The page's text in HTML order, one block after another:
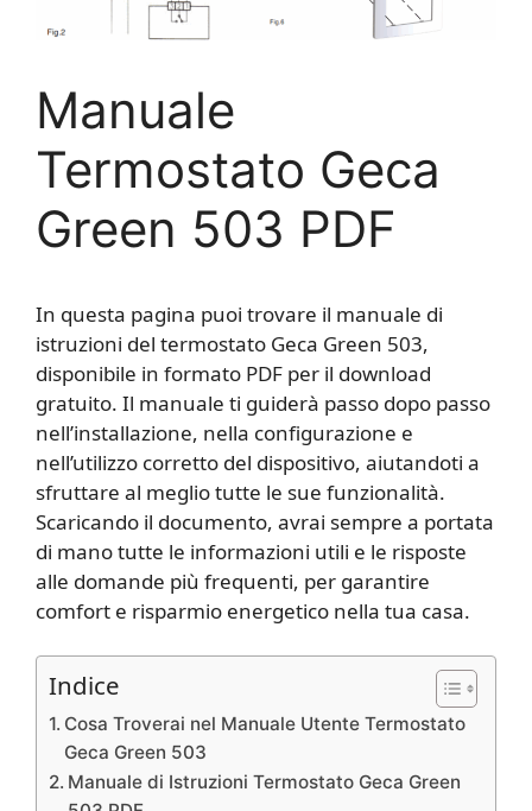
Manuale
Termostato Geca
Green 503 PDF
In questa pagina puoi trovare il manuale di
istruzioni del termostato Geca Green 503,
disponibile in formato PDF per il download
gratuito. Il manuale ti guiderà passo dopo passo
nell’installazione, nella configurazione e
nell’utilizzo corretto del dispositivo, aiutandoti a
sfruttare al meglio tutte le sue funzionalità.
Scaricando il documento, avrai sempre a portata
di mano tutte le informazioni utili e le risposte
alle domande più frequenti, per garantire
comfort e risparmio energetico nella tua casa.
Indice
Cosa Troverai nel Manuale Utente Termostato
Geca Green 503
Manuale di Istruzioni Termostato Geca Green